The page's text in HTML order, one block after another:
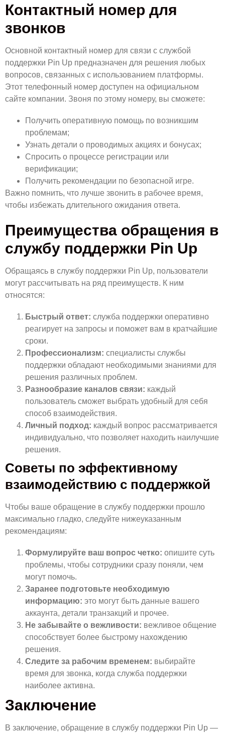
Контактный номер для
звонков
Основной контактный номер для связи с службой
поддержки Pin Up предназначен для решения любых
вопросов, связанных с использованием платформы.
Этот телефонный номер доступен на официальном
сайте компании. Звоня по этому номеру, вы сможете:
Получить оперативную помощь по возникшим
проблемам;
Узнать детали о проводимых акциях и бонусах;
Спросить о процессе регистрации или
верификации;
Получить рекомендации по безопасной игре.
Важно помнить, что лучше звонить в рабочее время,
чтобы избежать длительного ожидания ответа.
Преимущества обращения в
службу поддержки Pin Up
Обращаясь в службу поддержки Pin Up, пользователи
могут рассчитывать на ряд преимуществ. К ним
относятся:
Быстрый ответ: служба поддержки оперативно
реагирует на запросы и поможет вам в кратчайшие
сроки.
Профессионализм: специалисты службы
поддержки обладают необходимыми знаниями для
решения различных проблем.
Разнообразие каналов связи: каждый
пользователь сможет выбрать удобный для себя
способ взаимодействия.
Личный подход: каждый вопрос рассматривается
индивидуально, что позволяет находить наилучшие
решения.
Советы по эффективному
взаимодействию с поддержкой
Чтобы ваше обращение в службу поддержки прошло
максимально гладко, следуйте нижеуказанным
рекомендациям:
Формулируйте ваш вопрос четко: опишите суть
проблемы, чтобы сотрудники сразу поняли, чем
могут помочь.
Заранее подготовьте необходимую
информацию: это могут быть данные вашего
аккаунта, детали транзакций и прочее.
Не забывайте о вежливости: вежливое общение
способствует более быстрому нахождению
решения.
Следите за рабочим временем: выбирайте
время для звонка, когда служба поддержки
наиболее активна.
Заключение
В заключение, обращение в службу поддержки Pin Up —